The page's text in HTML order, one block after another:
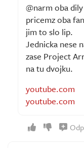
@narm oba
pricemz oba
jim to slo lip.
Jednicka nese
zase Project
na tu dvojku.
youtube.com
youtube.com